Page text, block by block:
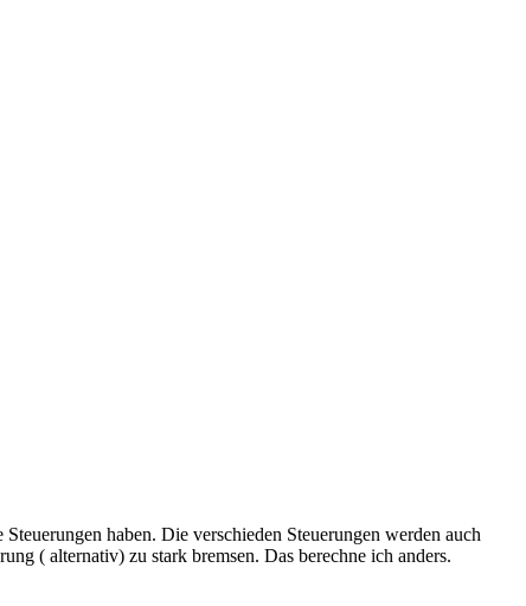
haben. Die verschieden Steuerungen werden auch
( alternativ) zu stark bremsen. Das berechne ich anders.